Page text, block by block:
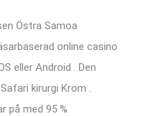
Östra Samoa
online casino
eller Android . Den
kirurgi Krom .
på med 95 %